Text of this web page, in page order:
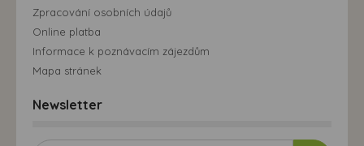
Zpracování osobních údajů
Online platba
Informace k poznávacím zájezdům
Mapa stránek
Newsletter